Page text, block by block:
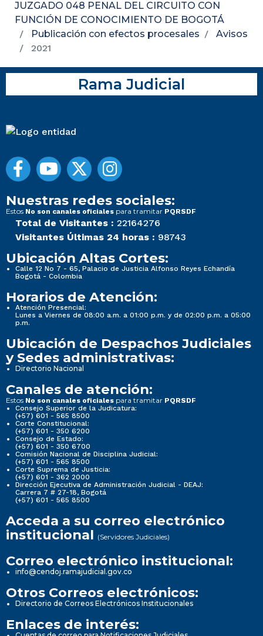
JUZGADO 048 PENAL DEL CIRCUITO CON
FUNCIÓN DE CONOCIMIENTO DE BOGOTÁ
Publicación con efectos procesales
Avisos
2021
Rama Judicial
Nuestras redes sociales:
Estos No son canales oficiales para tramitar PQRSDF
Total de Visitantes : 22164276
Visitantes Últimas 24 horas : 98743
Ubicación Altas Cortes:
Calle 12 No 7 - 65, Palacio de Justicia Alfonso Reyes Echandía
Bogotá - Colombia
Horarios de Atención:
Atención Presencial:
Lunes a Viernes de 08:00 a.m. a 01:00 p.m. y de 02:00 p.m. a 05:00
p.m.
Ubicación de Despachos Judiciales
y Sedes administrativas:
Directorio Nacional
Canales de atención:
Estos No son canales oficiales para tramitar PQRSDF
Consejo Superior de la Judicatura:
(+57) 601 - 565 8500
Corte Constitucional:
(+57) 601 - 350 6200
Consejo de Estado:
(+57) 601 - 350 6700
Comisión Nacional de Disciplina Judicial:
(+57) 601 - 565 8500
Corte Suprema de Justicia:
(+57) 601 - 362 2000
Dirección Ejecutiva de Administración Judicial - DEAJ:
Carrera 7 # 27-18, Bogotá
(+57) 601 - 565 8500
Acceda a su correo electrónico
institucional (Servidores Judiciales)
Correo electrónico institucional:
info@cendoj.ramajudicial.gov.co
Otros Correos electrónicos:
Directorio de Correos Electrónicos Institucionales
Enlaces de interés: